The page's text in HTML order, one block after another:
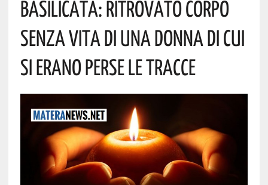
Basilicata: Ritrovato Corpo
Senza Vita Di Una Donna Di Cui
Si Erano Perse Le Tracce